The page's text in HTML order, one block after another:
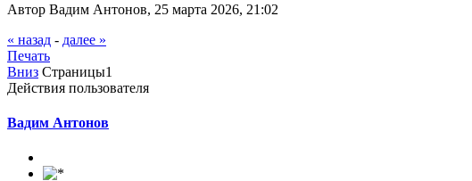
Автор Вадим Антонов, 25 марта 2026, 21:02
« назад - далее »
Печать
Вниз Страницы1
Действия пользователя
Вадим Антонов